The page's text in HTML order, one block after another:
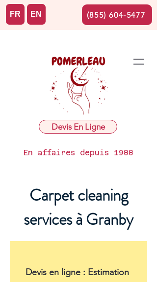
Devis En Ligne
En affaires depuis 1988
FR EN (855) 604-5477
Carpet cleaning
services à Granby
Devis en ligne : Estimation